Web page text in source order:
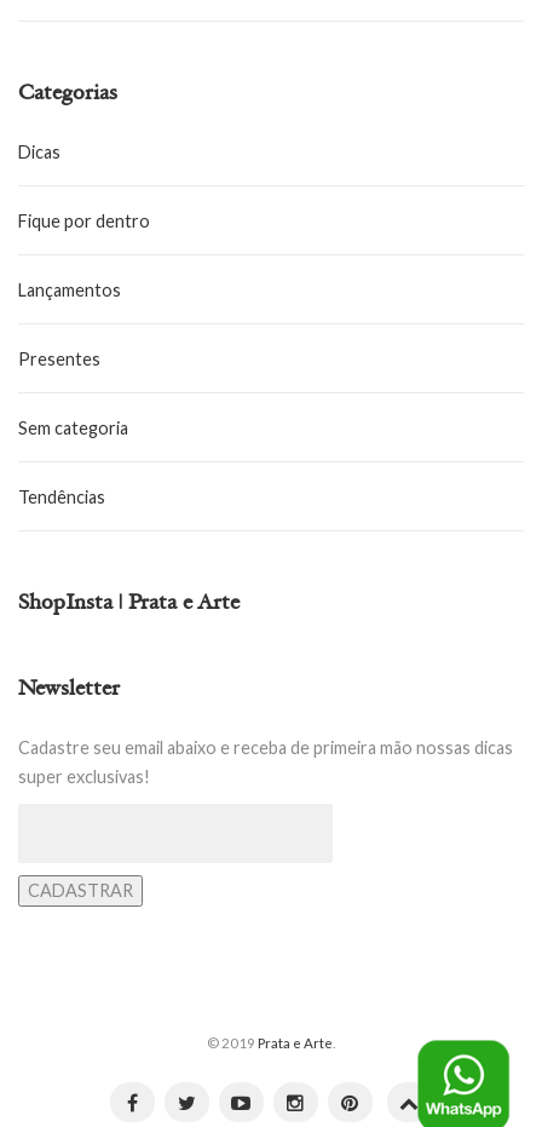
Categorias
Dicas
Fique por dentro
Lançamentos
Presentes
Sem categoria
Tendências
ShopInsta | Prata e Arte
Newsletter
Cadastre seu email abaixo e receba de primeira mão nossas dicas
super exclusivas!
© 2019 Prata e Arte